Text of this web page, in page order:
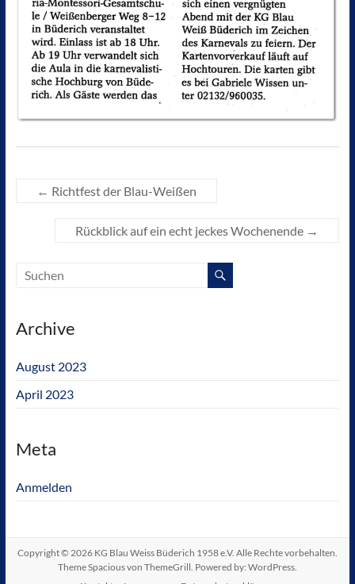
← Richtfest der Blau-Weißen
Rückblick auf ein echt jeckes Wochenende →
Archive
August 2023
April 2023
Meta
Anmelden
Copyright © 2026 KG Blau Weiss Büderich 1958 e.V. Alle Rechte vorbehalten.
ThemeSpaciousvon ThemeGrill. Powered by: WordPress.